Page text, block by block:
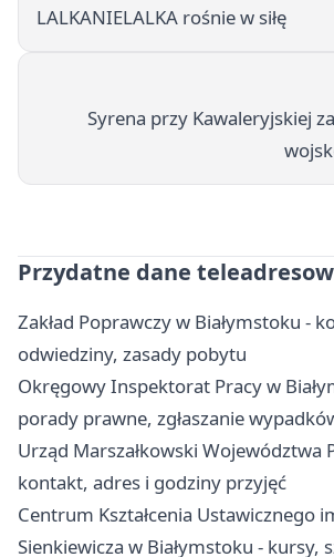
LALKANIELALKA rośnie w siłę
Syrena przy Kawaleryjskiej
Przydatne dane
Zakład Poprawczy w Białymstoku -
odwiedziny, zasady pobytu
Okręgowy Inspektorat Pracy w
porady prawne, zgłaszanie
Urząd Marszałkowski Województwa
kontakt, adres i godziny przyjęć
Centrum Kształcenia Ustawicznego
Sienkiewicza w Białymstoku - kursy,